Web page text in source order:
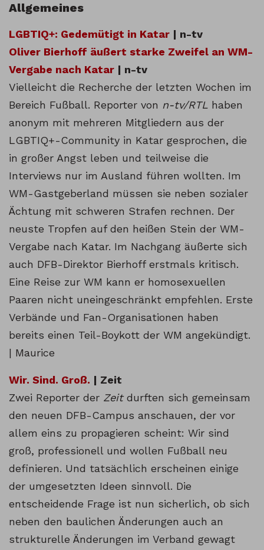
Allgemeines
LGBTIQ+: Gedemütigt in Katar | n-tv
Oliver Bierhoff äußert starke Zweifel an WM-
Vergabe nach Katar | n-tv
Vielleicht die Recherche der letzten Wochen im
Bereich Fußball. Reporter von n-tv/RTL haben
anonym mit mehreren Mitgliedern aus der
LGBTIQ+-Community in Katar gesprochen, die
in großer Angst leben und teilweise die
Interviews nur im Ausland führen wollten. Im
WM-Gastgeberland müssen sie neben sozialer
Ächtung mit schweren Strafen rechnen. Der
neuste Tropfen auf den heißen Stein der WM-
Vergabe nach Katar. Im Nachgang äußerte sich
auch DFB-Direktor Bierhoff erstmals kritisch.
Eine Reise zur WM kann er homosexuellen
Paaren nicht uneingeschränkt empfehlen. Erste
Verbände und Fan-Organisationen haben
bereits einen Teil-Boykott der WM angekündigt.
| Maurice
Wir. Sind. Groß. | Zeit
Zwei Reporter der Zeitdurften sich gemeinsam
den neuen DFB-Campus anschauen, der vor
allem eins zu propagieren scheint: Wir sind
groß, professionell und wollen Fußball neu
definieren. Und tatsächlich erscheinen einige
der umgesetzten Ideen sinnvoll. Die
entscheidende Frage ist nun sicherlich, ob sich
neben den baulichen Änderungen auch an
strukturelle Änderungen im Verband gewagt